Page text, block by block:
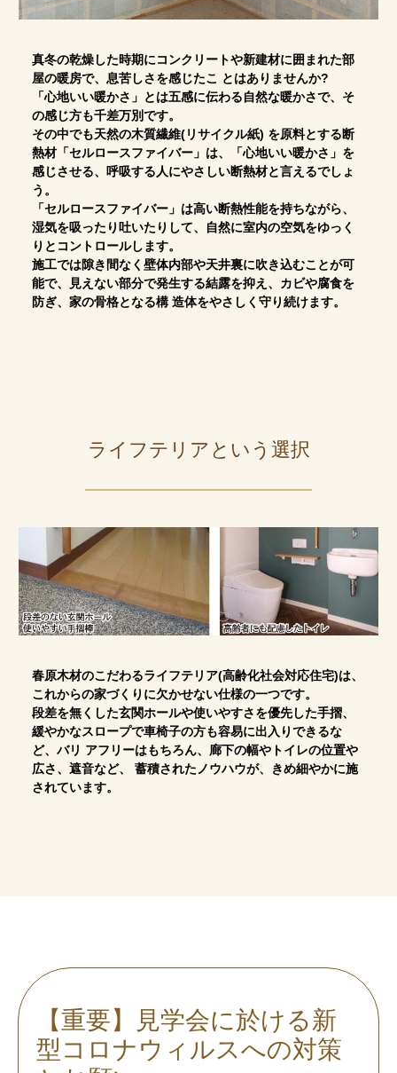
真冬の乾燥した時期にコンクリートや新建材に囲まれた部
屋の暖房で、息苦しさを感じたこ とはありませんか?
「心地いい暖かさ」とは五感に伝わる自然な暖かさで、そ
の感じ方も千差万別です。
その中でも天然の木質繊維(リサイクル紙) を原料とする断
熱材「セルロースファイバー」は、「心地いい暖かさ」を
感じさせる、呼吸する人にやさしい断熱材と言えるでしょ
う。
「セルロースファイバー」は高い断熱性能を持ちながら、
湿気を吸ったり吐いたりして、自然に室内の空気をゆっく
りとコントロールします。
施工では隙き間なく壁体内部や天井裏に吹き込むことが可
能で、見えない部分で発生する結露を抑え、カビや腐食を
防ぎ、家の骨格となる構 造体をやさしく守り続けます。
ライフテリアという選択
春原木材のこだわるライフテリア(高齢化社会対応住宅)は、
これからの家づくりに欠かせない仕様の一つです。
段差を無くした玄関ホールや使いやすさを優先した手摺、
緩やかなスロープで車椅子の方も容易に出入りできるな
ど、バリ アフリーはもちろん、廊下の幅やトイレの位置や
広さ、遮音など、 蓄積されたノウハウが、きめ細やかに施
されています。
【重要】見学会に於ける新
型コロナウィルスへの対策